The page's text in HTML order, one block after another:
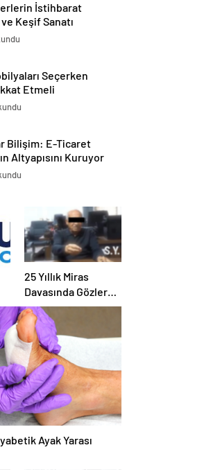
İstihbarat
Keşif Sanatı
Seçerken
Etmeli
Bilişim: E-Ticaret
Altyapısını Kuruyor
25 Yıllık Miras
Davasında Gözler
Temmuz Ayındaki
Karar Duruşmasına
Çevrildi
Ayak Yarası